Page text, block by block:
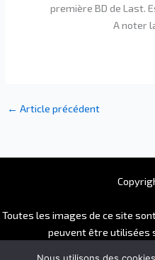
première BD de Last.
A noter
← Article précédent
Toutes les images de ce site
peuvent être utilisées